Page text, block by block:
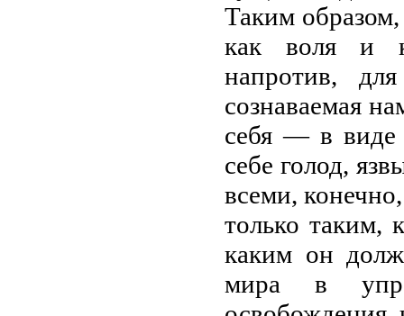
Таким
как воля и
напротив,
сознаваемая
себя — в виде
себе голод,
всеми,
только таким,
каким он
мира в